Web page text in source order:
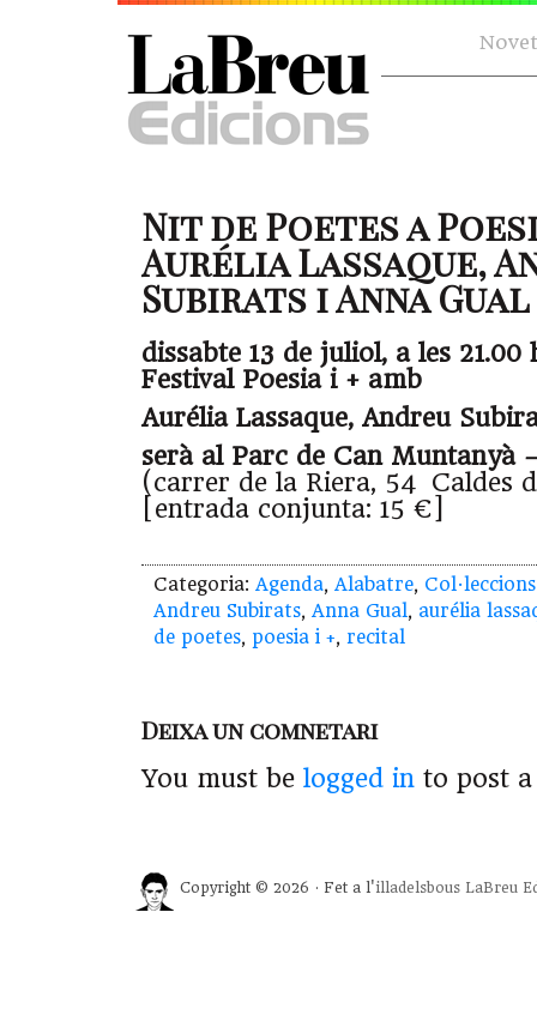
Nit de Poetes a
Aurélia Lassaque,
Subirats i Anna Gual
dissabte 13 de juliol, a les 21.00
Festival Poesia i + amb
Aurélia Lassaque, Andreu
serà al Parc de Can Muntanyà
(carrer de la Riera, 54 Caldes
[entrada conjunta: 15 €]
Categoria: Agenda, Alabatre, Col·leccions
Andreu Subirats, Anna Gual, aurélia
de poetes, poesia i +, recital
Deixa un comnetari
You must be logged in to post
Copyright © 2026 · Fet a l'illadelsbous LaBreu